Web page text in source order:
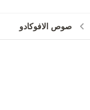
صوص الافوكادو